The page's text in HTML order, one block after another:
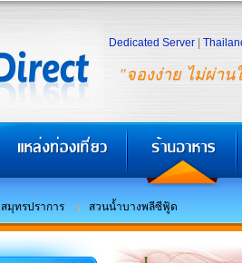
"จองง่าย ไม่ผ่าน
Dedicated Server
สมุทรปราการ สวนน้ำบางพลีซีฟู้ด